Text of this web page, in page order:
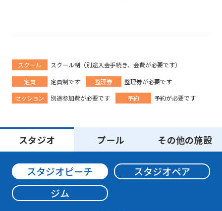
スクール
スクール制（別途入会手続き、会費が必要です）
定員
定員制です 整理券
整理券が必要です
セッション
別途参加費が必要です 予約 予約が必要です
スタジオ プール その他の施設
スタジオピーチ
スタジオペア
ジム
For